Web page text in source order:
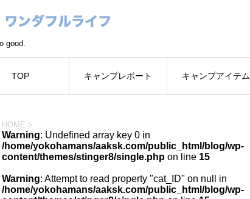
good.
TOP キャンプレポート キャンプアイテム
HOME >
Warning: Undefined array key 0 in
/home/yokohamans/aaksk.com/public_html/blog/wp-
content/themes/stinger8/single.php on line 15
Warning: Attempt to read property "cat_ID" on null in
/home/yokohamans/aaksk.com/public_html/blog/wp-